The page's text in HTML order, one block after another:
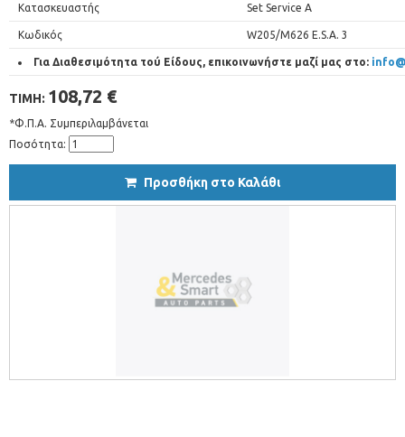
Κατασκευαστής Set Service A
Κωδικός W205/M626 E.S.A. 3
Για Διαθεσιμότητα τού Είδους, επικοινωνήστε μαζί μας στο:
ΤΙΜΗ: 108,72 €
*Φ.Π.Α. Συμπεριλαμβάνεται
Ποσότητα:
Προσθήκη στο Καλάθι